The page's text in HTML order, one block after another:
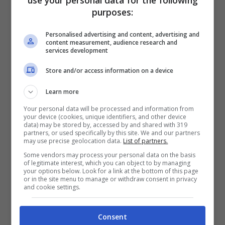
diametralmente opposte rispetto alla reale
rispetto della Legge, elenca diverse sentenze
a che fare con la materia trattata e che, tra
l’altro, confermano in più punti la legittimità
delle azioni intraprese. Da diverse settimane
l’attività del Coifal è oggetto di una accanita
campagna mediatica tesa a delegittimare ed
infangare l’operato sano e virtuoso posto in
essere dal Consorzio nell’interesse pubblico.
Attacchi che mirano chiaramente ad impedire
farmaceutiche comunali.
purposes:
Personalised advertising and content, advertising and
content measurement, audience research and
services development
Store and/or access information on a device
Learn more
Your personal data will be processed and information from
your device (cookies, unique identifiers, and other device
data) may be stored by, accessed by and shared with 319
partners, or used specifically by this site. We and our partners
may use precise geolocation data. List of partners.
Some vendors may process your personal data on the basis
of legitimate interest, which you can object to by managing
your options below. Look for a link at the bottom of this page
or in the site menu to manage or withdraw consent in privacy
and cookie settings.
Consent